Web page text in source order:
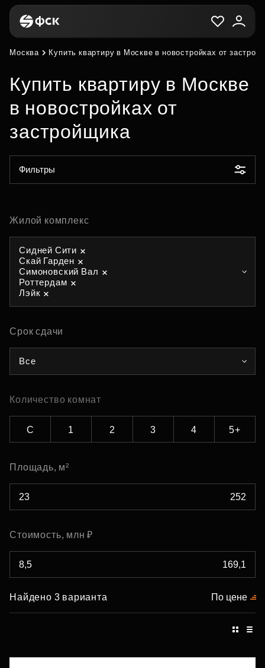
Москва Купить квартиру в Москве в новостройках от
Купить квартиру в Москве
в новостройках от
застройщика
Фильтры
Жилой комплекс
Сидней Сити
Скай Гарден
Симоновский Вал
Роттердам
Лэйк
Срок сдачи
Все
Количество комнат
С 1 2 3 4 5+
Площадь, м²
Стоимость, млн ₽
Найдено 3 варианта По цене